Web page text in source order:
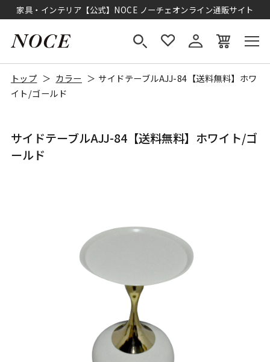
家具・インテリア【公式】NOCE ノーチェオンライン通販サイト
トップ カラー
サイドテーブルAJJ-84【送料無料】ホワ
イト/ゴールド
サイドテーブルAJJ-84【送料無料】ホワイト/ゴ
ールド